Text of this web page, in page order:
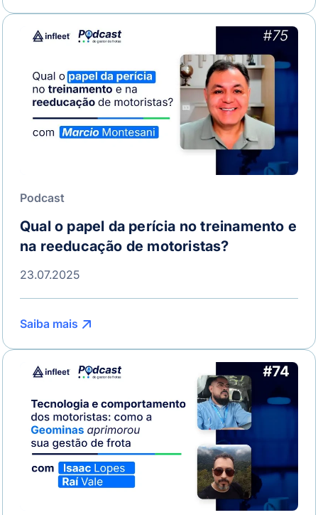
Podcast
Qual o papel da perícia no treinamento e
na reeducação de motoristas?
23.07.2025
Saiba mais